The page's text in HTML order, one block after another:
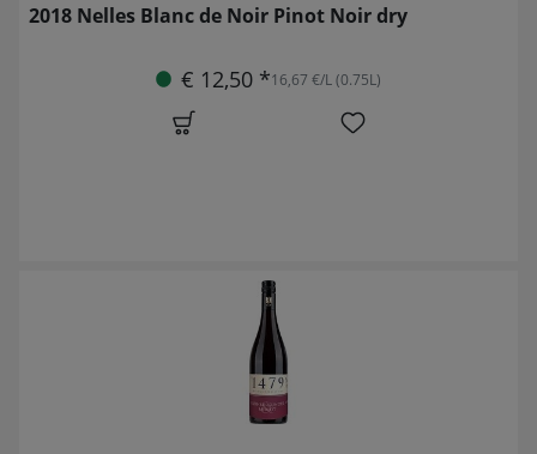
2018 Nelles Blanc de Noir Pinot Noir dry
€ 12,50 *16,67 €/L (0.75L)